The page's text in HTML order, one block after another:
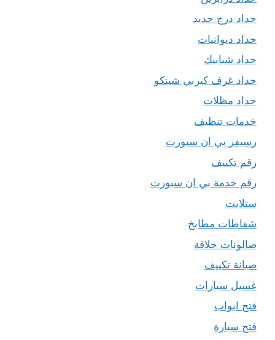
حداد درج حديد
حداد ديوانيات
حداد شبابيك
حداد غرف كيربي شينكو
حداد مظلات
خدمات تنظيف
رسيفر بي ان سبورت
رقم تكييف
رقم خدمة بي ان سبورت
ستلايت
شفاطات مطابخ
صالونات حلاقة
صيانة تكييف
غسيل سيارات
فتح ابواب
فتح سيارة